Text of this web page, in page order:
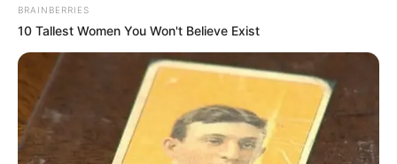
CARGAR MÁS
TEMAS DESTACADOS
BRAINBERRIES
10 Tallest Women You Won't Believe Exist